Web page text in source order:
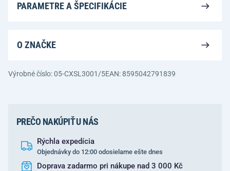
PARAMETRE A ŠPECIFIKÁCIE
O ZNAČKE
Výrobné číslo: 05-CXSL3001/5EAN: 8595042791839
PREČO NAKÚPIŤ U NÁS
Rýchla expedícia
Objednávky do 12:00 odosielame ešte dnes
Doprava zadarmo pri nákupe nad 3 000 Kč